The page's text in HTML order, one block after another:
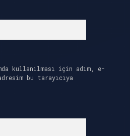
kullanılması için adım, e-
bu tarayıcıya